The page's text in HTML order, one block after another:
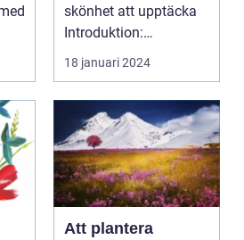
skönhet att upptäcka
Introduktion:
Palettblad, även känt
18 januari 2024
Att plantera